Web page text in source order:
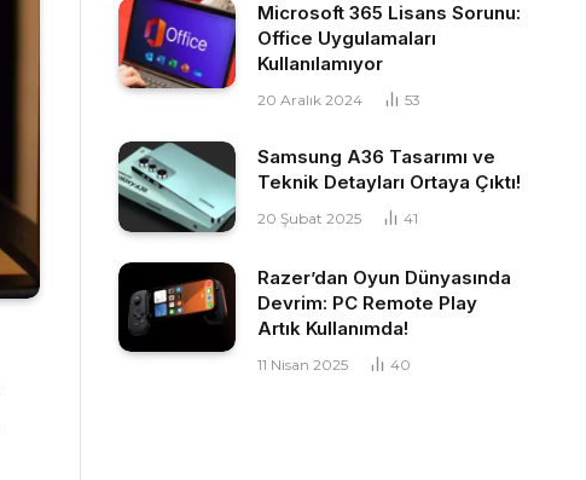
Microsoft 365 Lisans Sorunu:
Office Uygulamaları
Kullanılamıyor
20 Aralık 2024 53
Samsung A36 Tasarımı ve
Teknik Detayları Ortaya Çıktı!
20 Şubat 2025 41
Razer’dan Oyun Dünyasında
Devrim: PC Remote Play
Artık Kullanımda!
11 Nisan 2025 40